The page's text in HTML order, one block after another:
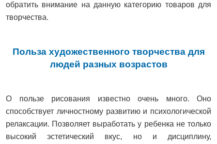
обратить внимание на данную категорию товаров для
творчества.
Польза художественного творчества для
людей разных возрастов
О пользе рисования известно очень много. Оно
способствует личностному развитию и психологической
релаксации. Позволяет выработать у ребенка не только
высокий эстетический вкус, но и дисциплину,